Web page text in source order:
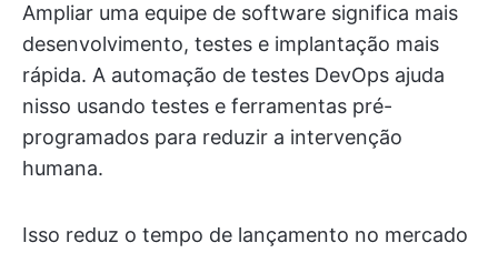
Ampliar uma equipe de software significa mais
desenvolvimento, testes e implantação mais
rápida. A automação de testes DevOps ajuda
nisso usando testes e ferramentas pré-
programados para reduzir a intervenção
humana.
Isso reduz o tempo de lançamento no mercado